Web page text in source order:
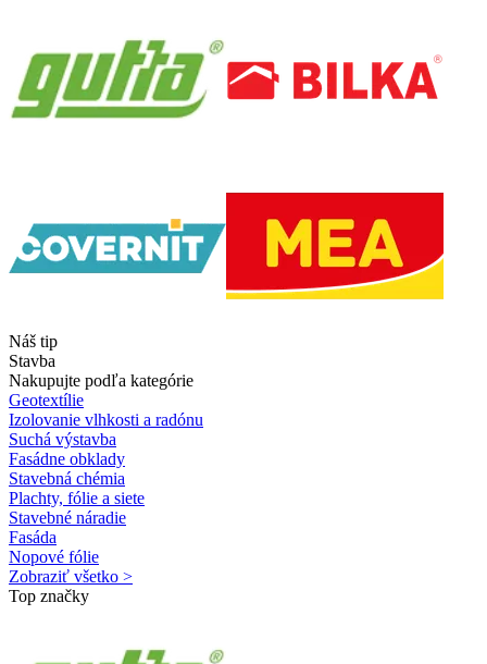
Náš tip
Stavba
Nakupujte podľa kategórie
Geotextílie
Izolovanie vlhkosti a radónu
Suchá výstavba
Fasádne obklady
Stavebná chémia
Plachty, fólie a siete
Stavebné náradie
Fasáda
Nopové fólie
Zobraziť všetko >
Top značky